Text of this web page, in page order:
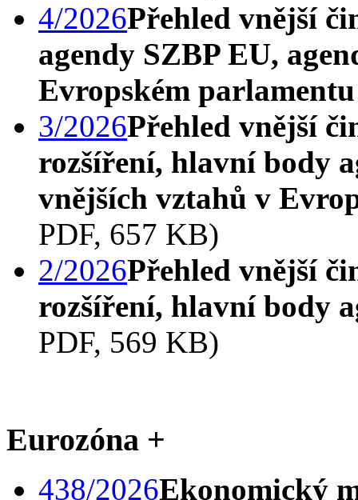
4/2026Přehled vnější
agendy SZBP EU,
Evropském parlamentu
3/2026Přehled vnější
rozšíření, hlavní body
vnějších vztahů v
PDF, 657 KB)
2/2026Přehled vnější
rozšíření, hlavní body
PDF, 569 KB)
Eurozóna +
438/2026Ekonomický